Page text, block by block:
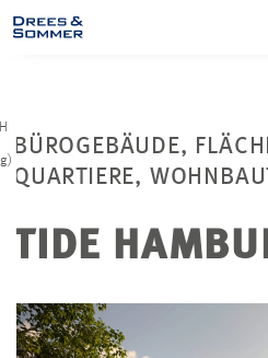
BÜROGEBÄUDE,
QUARTIERE,
TIDE